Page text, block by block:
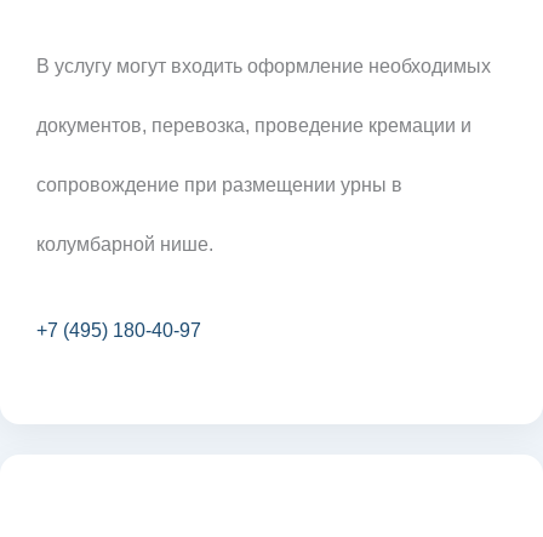
В услугу могут входить оформление необходимых
документов, перевозка, проведение кремации и
сопровождение при размещении урны в
колумбарной нише.
+7 (495) 180-40-97